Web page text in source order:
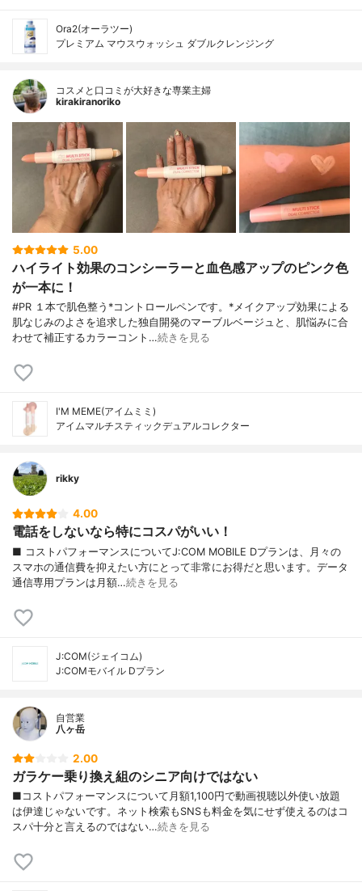
Ora2(オーラツー)
プレミアム マウスウォッシュ ダブルクレンジング
コスメと口コミが大好きな専業主婦
kirakiranoriko
5.00
ハイライト効果のコンシーラーと血色感アップのピンク色
が一本に！
#PR １本で肌色整う*コントロールペンです。*メイクアップ効果による
肌なじみのよさを追求した独自開発のマーブルベージュと、肌悩みに合
わせて補正するカラーコント…続きを見る
I'M MEME(アイムミミ)
アイムマルチスティックデュアルコレクター
rikky
4.00
電話をしないなら特にコスパがいい！
■ コストパフォーマンスについてJ:COM MOBILE Dプランは、月々の
スマホの通信費を抑えたい方にとって非常にお得だと思います。データ
通信専用プランは月額…続きを見る
J:COM(ジェイコム)
J:COMモバイル Dプラン
自営業
八ヶ岳
2.00
ガラケー乗り換え組のシニア向けではない
■コストパフォーマンスについて月額1,100円で動画視聴以外使い放題
は伊達じゃないです。ネット検索もSNSも料金を気にせず使えるのはコ
スパ十分と言えるのではない…続きを見る